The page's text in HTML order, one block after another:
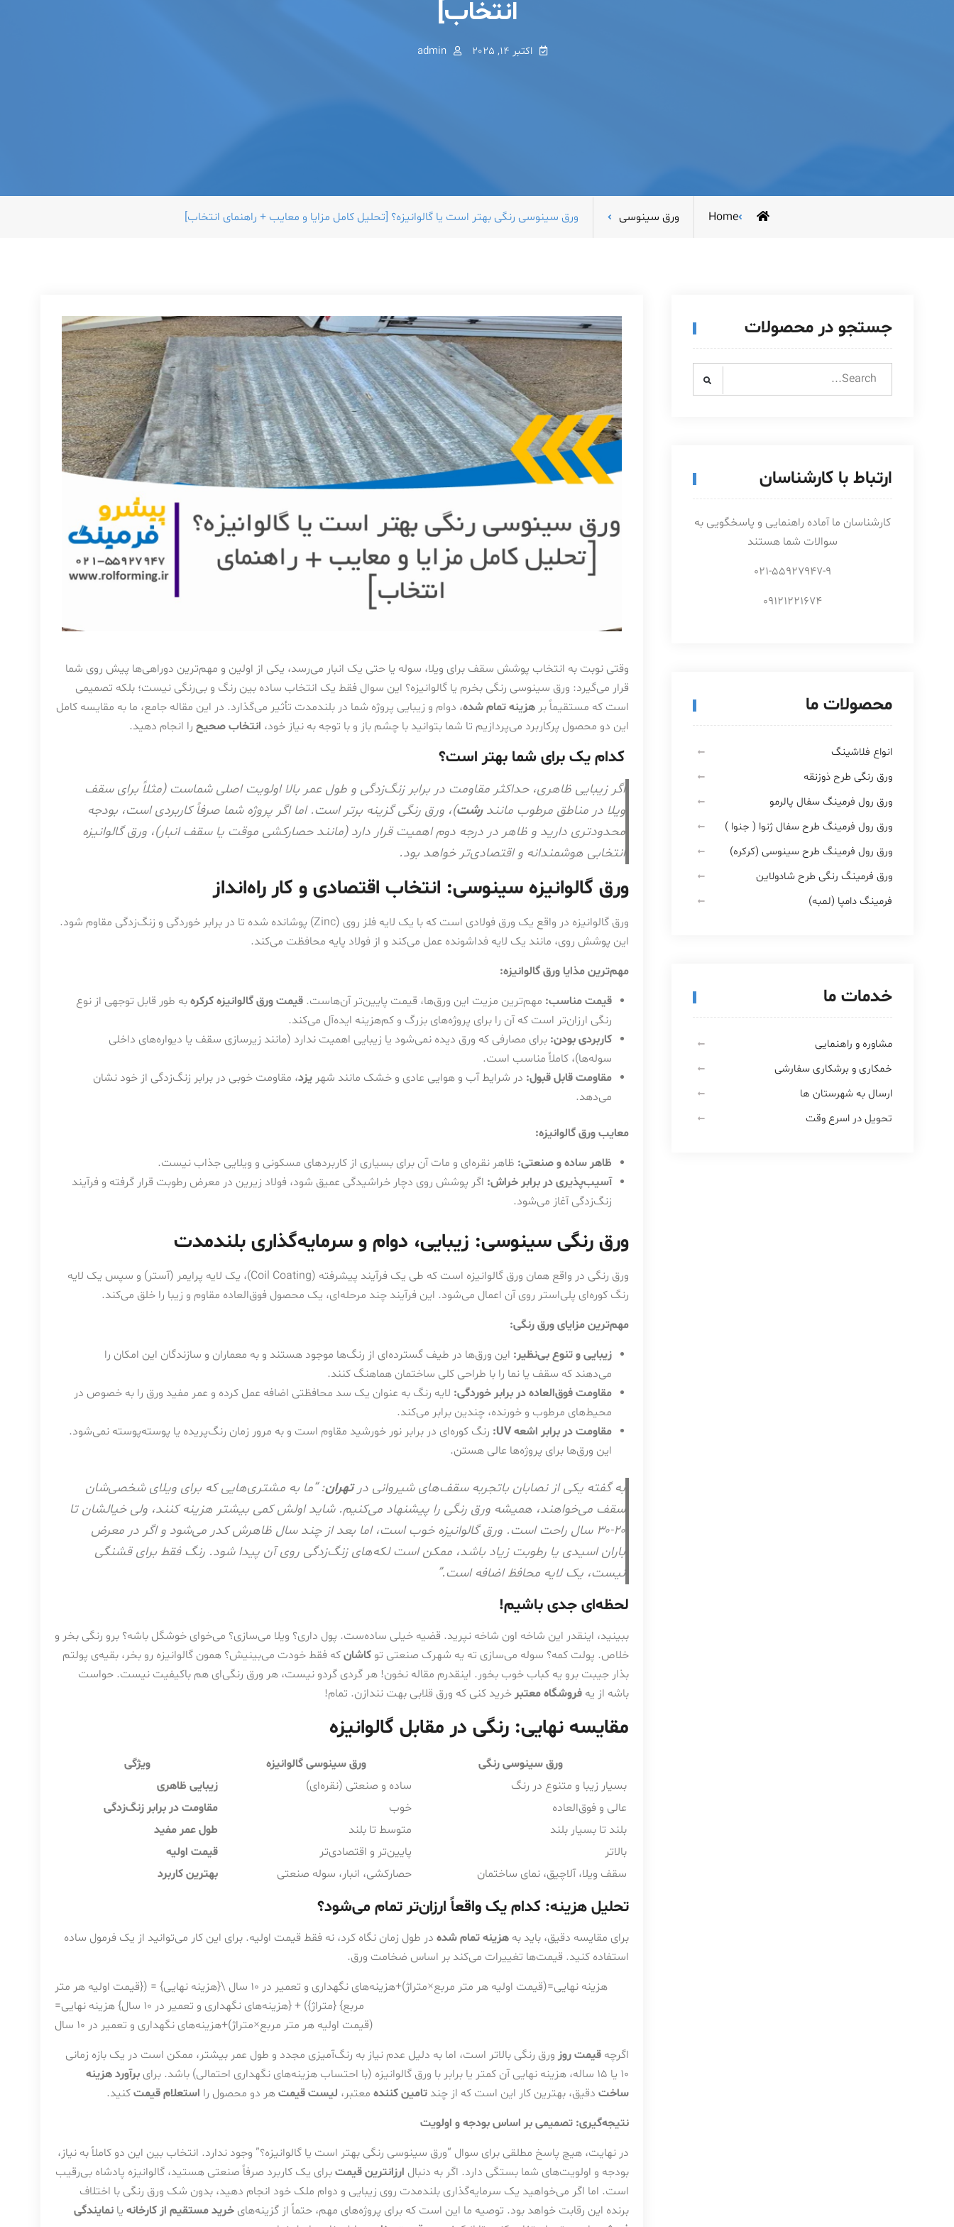
انتخاب]
اکتبر 14, 2025 admin
Home ورق سینوسی ورق سینوسی رنگی بهتر است یا گالوانیزه؟ [تحلیل کامل مزایا و معایب + راهنمای انتخاب]
وقتی نوبت به انتخاب پوشش سقف برای ویلا، سوله یا حتی یک انبار می‌رسد، یکی از اولین و مهم‌ترین دوراهی‌ها پیش روی شما
قرار می‌گیرد: ورق سینوسی رنگی بخرم یا گالوانیزه؟ این سوال فقط یک انتخاب ساده بین رنگ و بی‌رنگی نیست؛ بلکه تصمیمی
است که مستقیماً بر هزینه تمام شده، دوام و زیبایی پروژه شما در بلندمدت تأثیر می‌گذارد. در این مقاله جامع، ما به مقایسه کامل
این دو محصول پرکاربرد می‌پردازیم تا شما بتوانید با چشم باز و با توجه به نیاز خود، انتخاب صحیح را انجام دهید.
کدام یک برای شما بهتر است؟
اگر زیبایی ظاهری، حداکثر مقاومت در برابر زنگ‌زدگی و طول عمر بالا اولویت اصلی شماست (مثلاً برای سقف
ویلا در مناطق مرطوب مانندرشت)، ورق رنگی گزینه برتر است. اما اگر پروژه شما صرفاً کاربردی است، بودجه
محدودتری دارید و ظاهر در درجه دوم اهمیت قرار دارد (مانند حصارکشی موقت یا سقف انبار)، ورق گالوانیزه
انتخابی هوشمندانه و اقتصادی‌تر خواهد بود.
ورق گالوانیزه سینوسی: انتخاب اقتصادی و کار راه‌انداز
ورق گالوانیزه در واقع یک ورق فولادی است که با یک لایه فلز روی (Zinc) پوشانده شده تا در برابر خوردگی و زنگ‌زدگی مقاوم شود.
این پوشش روی، مانند یک لایه فداشونده عمل می‌کند و از فولاد پایه محافظت می‌کند.
مهم‌ترین مذایا ورق گالوانیزه:
قیمت مناسب: مهم‌ترین مزیت این ورق‌ها، قیمت پایین‌تر آن‌هاست. قیمت ورق گالوانیزه کرکرهبه طور قابل توجهی از نوع
رنگی ارزان‌تر است که آن را برای پروژه‌های بزرگ و کم‌هزینه ایده‌آل می‌کند.
کاربردی بودن: برای مصارفی که ورق دیده نمی‌شود یا زیبایی اهمیت ندارد (مانند زیرسازی سقف یا دیواره‌های داخلی
سوله‌ها)، کاملاً مناسب است.
مقاومت قابل قبول: در شرایط آب و هوایی عادی و خشک مانند شهر یزد، مقاومت خوبی در برابر زنگ‌زدگی از خود نشان
می‌دهد.
معایب ورق گالوانیزه:
ظاهر ساده و صنعتی: ظاهر نقره‌ای و مات آن برای بسیاری از کاربردهای مسکونی و ویلایی جذاب نیست.
آسیب‌پذیری در برابر خراش: اگر پوشش روی دچار خراشیدگی عمیق شود، فولاد زیرین در معرض رطوبت قرار گرفته و فرآیند
زنگ‌زدگی آغاز می‌شود.
ورق رنگی سینوسی: زیبایی، دوام و سرمایه‌گذاری بلندمدت
ورق رنگی در واقع همان ورق گالوانیزه است که طی یک فرآیند پیشرفته (Coil Coating)، یک لایه پرایمر (آستر) و سپس یک لایه
رنگ کوره‌ای پلی‌استر روی آن اعمال می‌شود. این فرآیند چند مرحله‌ای، یک محصول فوق‌العاده مقاوم و زیبا را خلق می‌کند.
مهم‌ترین مزایای ورق رنگی:
زیبایی و تنوع بی‌نظیر: این ورق‌ها در طیف گسترده‌ای از رنگ‌ها موجود هستند و به معماران و سازندگان این امکان را
می‌دهند که سقف یا نما را با طراحی کلی ساختمان هماهنگ کنند.
مقاومت فوق‌العاده در برابر خوردگی: لایه رنگ به عنوان یک سد محافظتی اضافه عمل کرده و عمر مفید ورق را به خصوص در
محیط‌های مرطوب و خورنده، چندین برابر می‌کند.
مقاومت در برابر اشعه UV:
رنگ کوره‌ای در برابر نور خورشید مقاوم است و به مرور زمان رنگ‌پریده یا پوسته‌پوسته نمی‌شود.
این ورق‌ها برای پروژه‌ها عالی هستن.
به گفته یکی از نصابان باتجربه سقف‌های شیروانی درتهران: “ما به مشتری‌هایی که برای ویلای شخصی‌شان
سقف می‌خواهند، همیشه ورق رنگی را پیشنهاد می‌کنیم. شاید اولش کمی بیشتر هزینه کنند، ولی خیالشان تا
۲۰-۳۰ سال راحت است. ورق گالوانیزه خوب است، اما بعد از چند سال ظاهرش کدر می‌شود و اگر در معرض
باران اسیدی یا رطوبت زیاد باشد، ممکن است لکه‌های زنگ‌زدگی روی آن پیدا شود. رنگ فقط برای قشنگی
نیست، یک لایه محافظ اضافه است.”
لحظه‌ای جدی باشیم!
ببینید، اینقدر این شاخه اون شاخه نپرید. قضیه خیلی ساده‌ست. پول داری؟ ویلا می‌سازی؟ می‌خوای خوشگل باشه؟ برو رنگی بخر و
خلاص. پولت کمه؟ سوله می‌سازی ته یه شهرک صنعتی تو کاشانکه فقط خودت می‌بینیش؟ همون گالوانیزه رو بخر، بقیه‌ی پولتم
بذار جیبت برو یه کباب خوب بخور. اینقدرم مقاله نخون! هر گردی گردو نیست، هر ورق رنگی‌ای هم باکیفیت نیست. حواست
باشه از یه فروشگاه معتبرخرید کنی که ورق قلابی بهت نندازن. تمام!
مقایسه نهایی: رنگی در مقابل گالوانیزه
ویژگی ورق سینوسی گالوانیزه
ورق سینوسی رنگی
زیبایی ظاهری
ساده و صنعتی (نقره‌ای)
بسیار زیبا و متنوع در رنگ
مقاومت در برابر زنگ‌زدگی
خوب
عالی و فوق‌العاده
طول عمر مفید
متوسط تا بلند
بلند تا بسیار بلند
قیمت اولیه
پایین‌تر و اقتصادی‌تر
بالاتر
بهترین کاربرد
حصارکشی، انبار، سوله صنعتی سقف ویلا، آلاچیق، نمای ساختمان
تحلیل هزینه: کدام یک واقعاً ارزان‌تر تمام می‌شود؟
برای مقایسه دقیق، باید به هزینه تمام شده در طول زمان نگاه کرد، نه فقط قیمت اولیه. برای این کار می‌توانید از یک فرمول ساده
استفاده کنید. قیمت‌ها تغییرات می‌کند بر اساس ضخامت ورق.
هزینه نهایی=(قیمت اولیه هر متر مربع×متراژ)+هزینه‌های نگهداری و تعمیر در ۱۰ سال \{هزینه نهایی} = ({قیمت اولیه هر متر
مربع} {متراژ}) + {هزینه‌های نگهداری و تعمیر در ۱۰ سال}
هزینه نهایی=
(قیمت اولیه هر متر مربع×متراژ)
+هزینه‌های نگهداری و تعمیر در ۱۰ سال
اگرچه قیمت روز ورق رنگی بالاتر است، اما به دلیل عدم نیاز به رنگ‌آمیزی مجدد و طول عمر بیشتر، ممکن است در یک بازه زمانی
۱۰ یا ۱۵ ساله، هزینه نهایی آن کمتر یا برابر با ورق گالوانیزه (با احتساب هزینه‌های نگهداری احتمالی) باشد. برای
برآورد هزینه
ساخت دقیق، بهترین کار این است که از چند تامین کننده معتبر، لیست قیمتهر دو محصول را استعلام قیمتکنید.
نتیجه‌گیری: تصمیمی بر اساس بودجه و اولویت
در نهایت، هیچ پاسخ مطلقی برای سوال “ورق سینوسی رنگی بهتر است یا گالوانیزه؟” وجود ندارد. انتخاب بین این دو کاملاً به نیاز،
بودجه و اولویت‌های شما بستگی دارد. اگر به دنبال ارزانترین قیمتبرای یک کاربرد صرفاً صنعتی هستید، گالوانیزه پادشاه بی‌رقیب
است. اما اگر می‌خواهید یک سرمایه‌گذاری بلندمدت روی زیبایی و دوام ملک خود انجام دهید، بدون شک ورق رنگی با اختلاف
برنده این رقابت خواهد بود. توصیه ما این است که برای پروژه‌های مهم، حتماً از گزینه‌های خرید مستقیم از کارخانه یا نمایندگی
جستجو در محصولات
Search
ارتباط با کارشناسان
کارشناسان ما آماده راهنمایی و پاسخگویی به
سوالات شما هستند
021-55927947-9
09121221674
محصولات ما
انواع فلاشینگ
ورق رنگی طرح ذوزنقه
ورق رول فرمینگ سفال پالرمو
ورق رول فرمینگ طرح سفال ژنوا ( جنوا )
ورق رول فرمینگ طرح سینوسی (کرکره)
ورق فرمینگ رنگی طرح شادولاین
فرمینگ دامپا (لمبه)
خدمات ما
مشاوره و راهنمایی
خمکاری و برشکاری سفارشی
ارسال به شهرستان ها
تحویل در اسرع وقت